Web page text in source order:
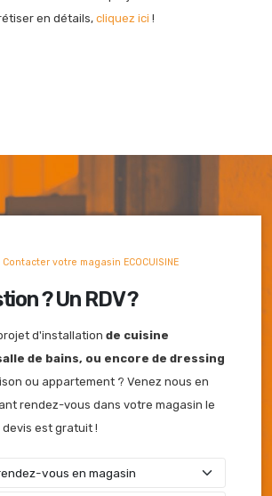
en détails,cliquez ici !
Contacter votre magasin ECOCUISINE
? Un RDV ?
d'installation de cuisine
de bains, ou encore de dressing
ou appartement ? Venez nous en
rendez-vous dans votre magasin le
est gratuit !